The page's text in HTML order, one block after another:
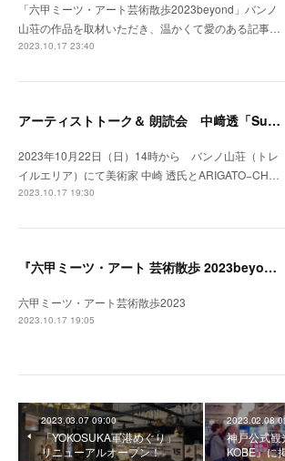
「六甲ミーツ・アート芸術散歩2023beyond」バンノ
山荘の作品を取材いただき、温かくて愛のある記事…
2023.10.17 23:40
アーティストトーク＆ 朗読会 中﨑透「Sunny Day Light /ハルとテル」開催！
2023年10月22日（日）14時から バンノ山荘（トレ
イルエリア）にて美術家 中崎 透氏とARIGATO−CH…
2023.10.17 19:30
『六甲ミーツ・アート 芸術散歩 2023beyond』開催中。
六甲ミーツ・アート芸術散歩2023
2023.10.17 19:05
2023.03.07 09:00
「YOKOSUKA軍港めぐり」
リニューアルオープン！
2023.02.08
神戸公式
KOBE』に